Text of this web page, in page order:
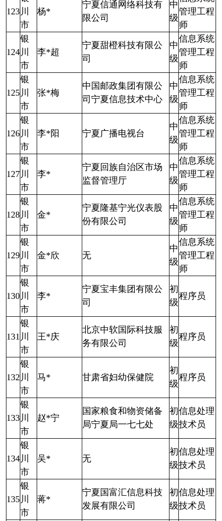
123 川
市
杨*
宁夏信通网络科技有
限公司
中
级
管理工程
师
124
银
川
市
李*超
宁夏甜橙科技有限公
司
中
级
信息系统
管理工程
师
125
银
川
市
张*梅
中国邮政集团有限公
司宁夏信息技术中心
中
级
信息系统
管理工程
师
126
银
川
市
李*阳 宁夏广播电视台
中
级
信息系统
管理工程
师
127
银
川
市
李*
宁夏回族自治区市场
监督管理厅
中
级
信息系统
管理工程
师
128
银
川
市
金*
宁夏隆基宁光仪表股
份有限公司
中
级
信息系统
管理工程
师
129
银
川
市
金*欣 无
中
级
信息系统
管理工程
师
130
银
川
市
李*
宁夏宝丰集团有限公
司
初
级
程序员
131
银
川
市
王*庆
北京中软国际科技服
务有限公司
初
级
程序员
132
银
川
市
马* 甘肃省妇幼保健院
初
级
程序员
133
银
川
市
赵*宁
国家粮食和物资储备
局宁夏局一七七处
初
级
信息处理
技术员
134
银
川
市
吴* 无
初
级
信息处理
技术员
135
银
川
市
蒋*
宁夏国富汇信息科技
发展有限公司
初
级
信息处理
技术员